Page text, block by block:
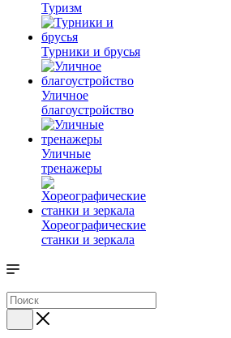
Туризм
Турники и брусья
Уличное
благоустройство
Уличные
тренажеры
Хореографические
станки и зеркала